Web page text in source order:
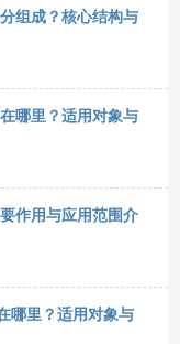
组成？核心结构与
哪里？适用对象与
作用与应用范围介
哪里？适用对象与